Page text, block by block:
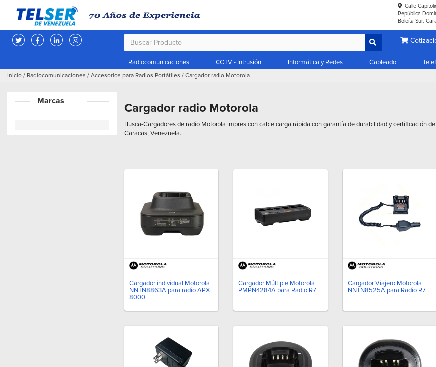
Calle
República
Boleíta Sur.
Radiocomunicaciones CCTV - Intrusión Informática y Redes Cableado
Inicio / Radiocomunicaciones / Accesorios para Radios Portátiles / Cargador radio Motorola
Marcas Cargador radio Motorola
Busca-Cargadores de radio Motorola impres con cable carga rápida con garantía de durabilidad y certificación
Caracas, Venezuela.
Cargador individual Motorola
NNTN8863A para radio APX
8000
Cargador Múltiple Motorola
PMPN4284A para Radio R7
Cargador Viajero Motorola
NNTN8525A para Radio R7